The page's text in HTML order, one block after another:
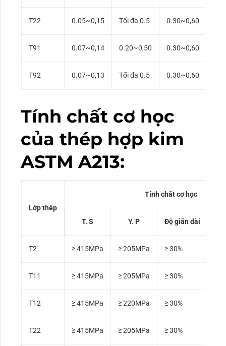
T22 0.05~0,15 Tối đa 0.5 0.30~0,60
T91 0.07~0,14 0.20~0,50 0.30~0,60
T92 0.07~0,13 Tối đa 0.5 0.30~0,60
Tính chất cơ học
của thép hợp kim
ASTM A213:
Lớp thép
Tính chất cơ học
T. S Y. P Độ giãn dài
T2 ≥ 415MPa ≥ 205MPa ≥ 30%
T11 ≥ 415MPa ≥ 205MPa ≥ 30%
T12 ≥ 415MPa ≥ 220MPa ≥ 30%
T22 ≥ 415MPa ≥ 205MPa ≥ 30%